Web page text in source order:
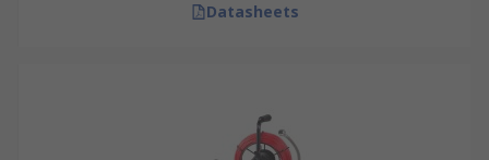
Datasheets